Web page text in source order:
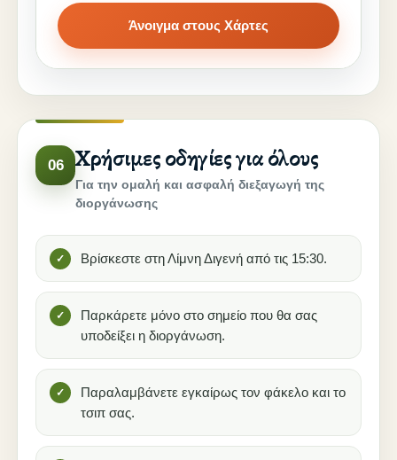
Άνοιγμα στους Χάρτες
06 Χρήσιμες οδηγίες για όλους
Για την ομαλή και ασφαλή διεξαγωγή της
διοργάνωσης
Βρίσκεστε στη Λίμνη Διγενή από τις 15:30.
Παρκάρετε μόνο στο σημείο που θα σας
υποδείξει η διοργάνωση.
Παραλαμβάνετε εγκαίρως τον φάκελο και το
τσιπ σας.